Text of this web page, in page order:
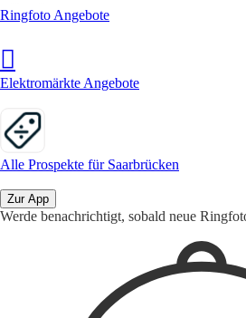
Ringfoto Angebote
Elektromärkte Angebote
Alle Prospekte für Saarbrücken
Zur App
Werde benachrichtigt, sobald neue